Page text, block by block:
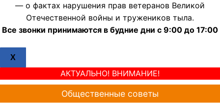
— о фактах нарушения прав ветеранов Великой
Отечественной войны и тружеников тыла.
Все звонки принимаются в будние дни с 9:00 до 17:00
X
АКТУАЛЬНО! ВНИМАНИЕ!
Общественные советы